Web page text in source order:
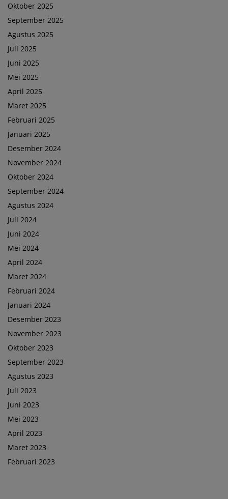
Oktober 2025
September 2025
Agustus 2025
Juli 2025
Juni 2025
Mei 2025
April 2025
Maret 2025
Februari 2025
Januari 2025
Desember 2024
November 2024
Oktober 2024
September 2024
Agustus 2024
Juli 2024
Juni 2024
Mei 2024
April 2024
Maret 2024
Februari 2024
Januari 2024
Desember 2023
November 2023
Oktober 2023
September 2023
Agustus 2023
Juli 2023
Juni 2023
Mei 2023
April 2023
Maret 2023
Februari 2023